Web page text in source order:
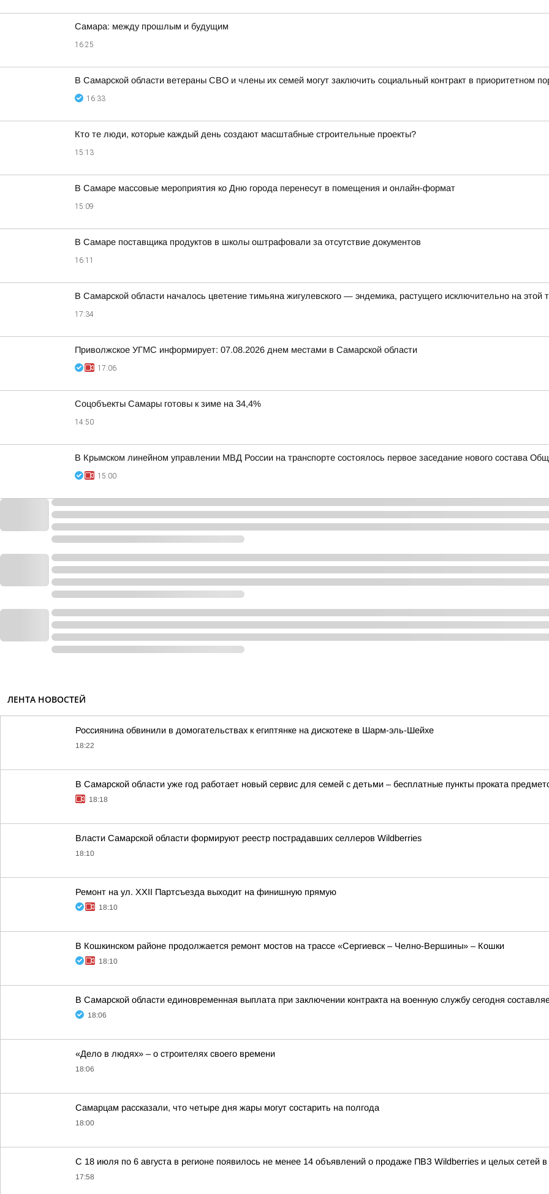
Самара: между прошлым и будущим
16:25
В Самарской области ветераны СВО и члены их семей могут заключить социальный контракт в приоритетном
16:33
Кто те люди, которые каждый день создают масштабные строительные проекты?
15:13
В Самаре массовые мероприятия ко Дню города перенесут в помещения и онлайн-формат
15:09
В Самаре поставщика продуктов в школы оштрафовали за отсутствие документов
16:11
В Самарской области началось цветение тимьяна жигулевского — эндемика, растущего исключительно на этой
17:34
Приволжское УГМС информирует: 07.08.2026 днем местами в Самарской области
17:06
Соцобъекты Самары готовы к зиме на 34,4%
14:50
В Крымском линейном управлении МВД России на транспорте состоялось первое заседание нового состава
15:00
ЛЕНТА НОВОСТЕЙ
Россиянина обвинили в домогательствах к египтянке на дискотеке в Шарм-эль-Шейхе
18:22
В Самарской области уже год работает новый сервис для семей с детьми – бесплатные пункты проката
18:18
Власти Самарской области формируют реестр пострадавших селлеров Wildberries
18:10
Ремонт на ул. XXII Партсъезда выходит на финишную прямую
18:10
В Кошкинском районе продолжается ремонт мостов на трассе «Сергиевск – Челно-Вершины» – Кошки
18:10
В Самарской области единовременная выплата при заключении контракта на военную службу сегодня
18:06
«Дело в людях» – о строителях своего времени
18:06
Самарцам рассказали, что четыре дня жары могут состарить на полгода
18:00
С 18 июля по 6 августа в регионе появилось не менее 14 объявлений о продаже ПВЗ Wildberries и целых сетей
17:58